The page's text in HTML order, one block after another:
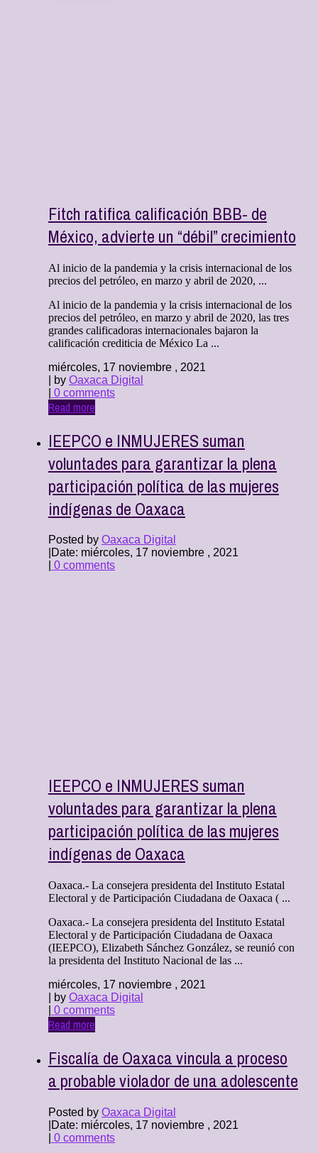
Fitch ratifica calificación BBB- de
México, advierte un “débil” crecimiento
Al inicio de la pandemia y la crisis internacional de los
precios del petróleo, en marzo y abril de 2020, ...
Al inicio de la pandemia y la crisis internacional de los
precios del petróleo, en marzo y abril de 2020, las tres
grandes calificadoras internacionales bajaron la
calificación crediticia de México La ...
miércoles, 17 noviembre , 2021
| by Oaxaca Digital
0 comments
Read more
IEEPCO e INMUJERES suman
voluntades para garantizar la plena
participación política de las mujeres
indígenas de Oaxaca
Posted by Oaxaca Digital
Date: miércoles, 17 noviembre , 2021
0 comments
IEEPCO e INMUJERES suman
voluntades para garantizar la plena
participación política de las mujeres
indígenas de Oaxaca
Oaxaca.- La consejera presidenta del Instituto Estatal
Electoral y de Participación Ciudadana de Oaxaca ( ...
Oaxaca.- La consejera presidenta del Instituto Estatal
Electoral y de Participación Ciudadana de Oaxaca
(IEEPCO), Elizabeth Sánchez González, se reunió con
la presidenta del Instituto Nacional de las ...
miércoles, 17 noviembre , 2021
| by Oaxaca Digital
0 comments
Read more
Fiscalía de Oaxaca vincula a proceso
a probable violador de una adolescente
Posted by Oaxaca Digital
Date: miércoles, 17 noviembre , 2021
0 comments